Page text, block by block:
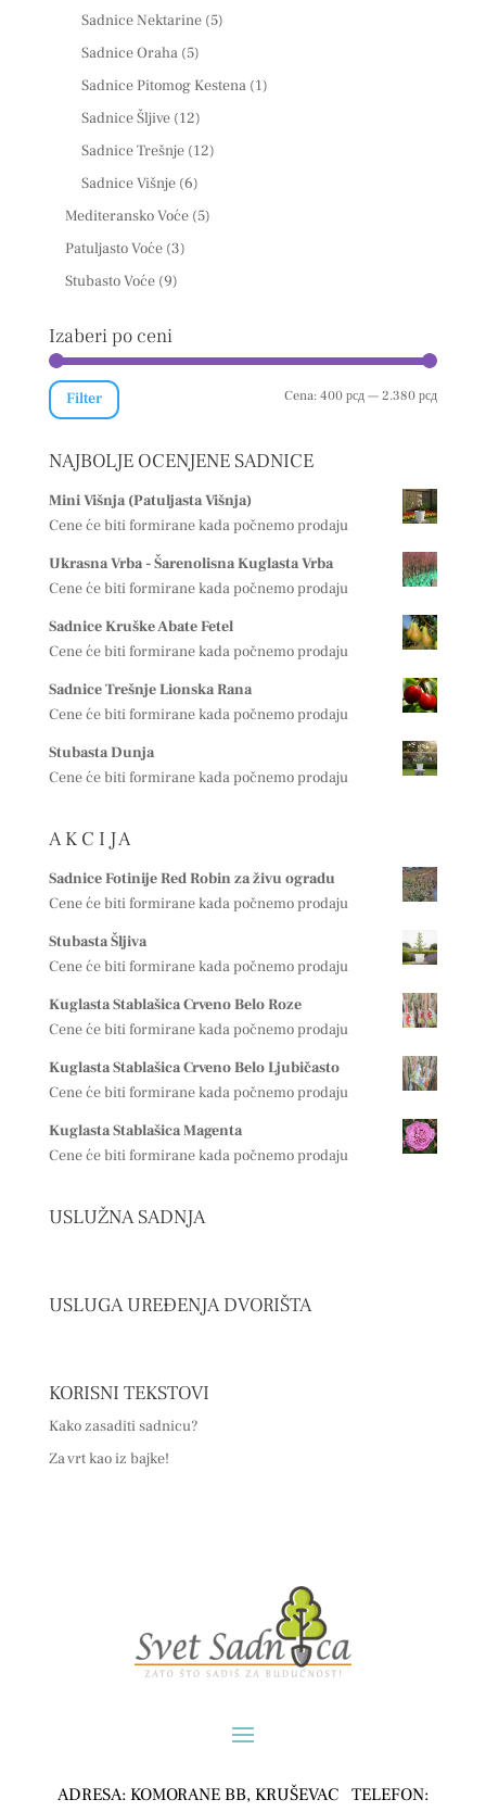
Sadnice Nektarine (5)
Sadnice Oraha (5)
Sadnice Pitomog Kestena (1)
Sadnice Šljive (12)
Sadnice Trešnje (12)
Sadnice Višnje (6)
Mediteransko Voće (5)
Patuljasto Voće (3)
Stubasto Voće (9)
Izaberi po ceni
Filter Cena:400 рсд—2.380 рсд
NAJBOLJE OCENJENE SADNICE
Mini Višnja (Patuljasta Višnja)
Cene će biti formirane kada počnemo prodaju
Ukrasna Vrba - Šarenolisna Kuglasta Vrba
Cene će biti formirane kada počnemo prodaju
Sadnice Kruške Abate Fetel
Cene će biti formirane kada počnemo prodaju
Sadnice Trešnje Lionska Rana
Cene će biti formirane kada počnemo prodaju
Stubasta Dunja
Cene će biti formirane kada počnemo prodaju
A K C I J A
Sadnice Fotinije Red Robin za živu ogradu
Cene će biti formirane kada počnemo prodaju
Stubasta Šljiva
Cene će biti formirane kada počnemo prodaju
Kuglasta Stablašica Crveno Belo Roze
Cene će biti formirane kada počnemo prodaju
Kuglasta Stablašica Crveno Belo Ljubičasto
Cene će biti formirane kada počnemo prodaju
Kuglasta Stablašica Magenta
Cene će biti formirane kada počnemo prodaju
USLUŽNA SADNJA
USLUGA UREĐENJA DVORIŠTA
KORISNI TEKSTOVI
Kako zasaditi sadnicu?
Za vrt kao iz bajke!
ADRESA: KOMORANE BB, KRUŠEVAC TELEFON: